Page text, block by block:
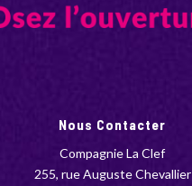
Nous Contacter
Compagnie La Clef
255, rue Auguste Chevallier